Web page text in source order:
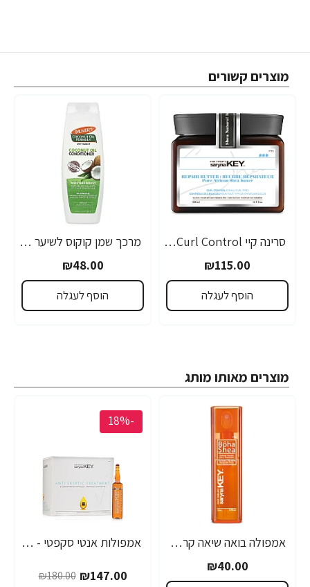
מוצרים קשורים
סרינה קיי Curl Control מסכת חמאת שיאה לשיער גלי ומתולתל 500 מ"ל - מבית Saryna Key
₪115.00
הוסף לעגלה
מרכך שמן קוקוס לשיער יבש פגום או צבוע ממריץ לחות 400 מ"ל - Palmer's
₪48.00
הוסף לעגלה
מוצרים מאותו מותג
אמפולה בואה שיאה קראטין טבעי סרינה קיי 12 מ"ל - מבית Saryna Key
₪40.00
-18%
אמפולות אנטי סקפטי - לחיזוק שורשי השיער סרינה קיי נגד נשירה Unique Pro - מבית Saryna Key
₪147.00
₪180.00